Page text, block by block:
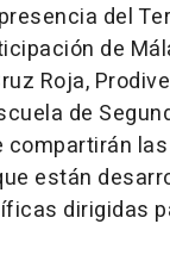
del
de
Roja,
de
compartirán
están
dirigidas